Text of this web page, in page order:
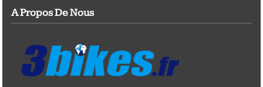
A Propos De Nous